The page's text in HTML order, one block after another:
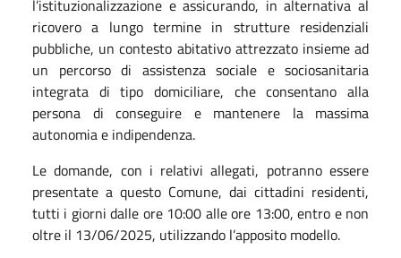
l’istituzionalizzazione e assicurando, in alternativa al
ricovero a lungo termine in strutture residenziali
pubbliche, un contesto abitativo attrezzato insieme ad
un percorso di assistenza sociale e sociosanitaria
integrata di tipo domiciliare, che consentano alla
persona di conseguire e mantenere la massima
autonomia e indipendenza.
Le domande, con i relativi allegati, potranno essere
presentate a questo Comune, dai cittadini residenti,
tutti i giorni dalle ore 10:00 alle ore 13:00, entro e non
oltre il 13/06/2025, utilizzando l’apposito modello.